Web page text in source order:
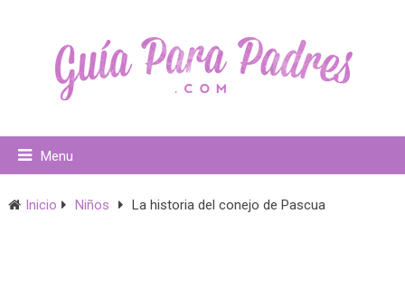
Menu
Inicio Niños La historia del conejo de Pascua